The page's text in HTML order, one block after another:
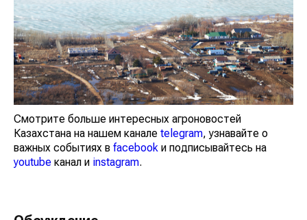
Смотрите больше интересных агроновостей
Казахстана на нашем канале telegram, узнавайте о
важных событиях в facebook и подписывайтесь на
youtube канал и instagram.